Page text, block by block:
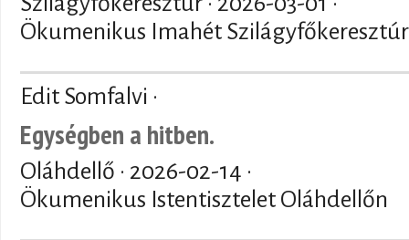
Ökumenikus Imahét
Edit Somfalvi ·
Egységben a hitben.
Oláhdellő · 2026-02-14 ·
Ökumenikus Istentisztelet Oláhdellőn